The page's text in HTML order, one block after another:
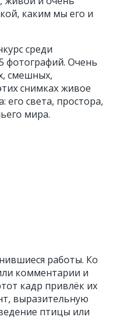
каким мы его и
среди
фотографий. Очень
смешных,
снимках живое
света, простора,
мира.
работы. Ко
комментарии и
кадр привлёк их
выразительную
птицы или